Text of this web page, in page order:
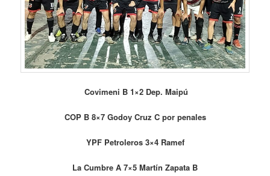
Covimeni B 1×2 Dep. Maipú
COP B 8×7 Godoy Cruz C por penales
YPF Petroleros 3×4 Ramef
La Cumbre A 7×5 Martín Zapata B